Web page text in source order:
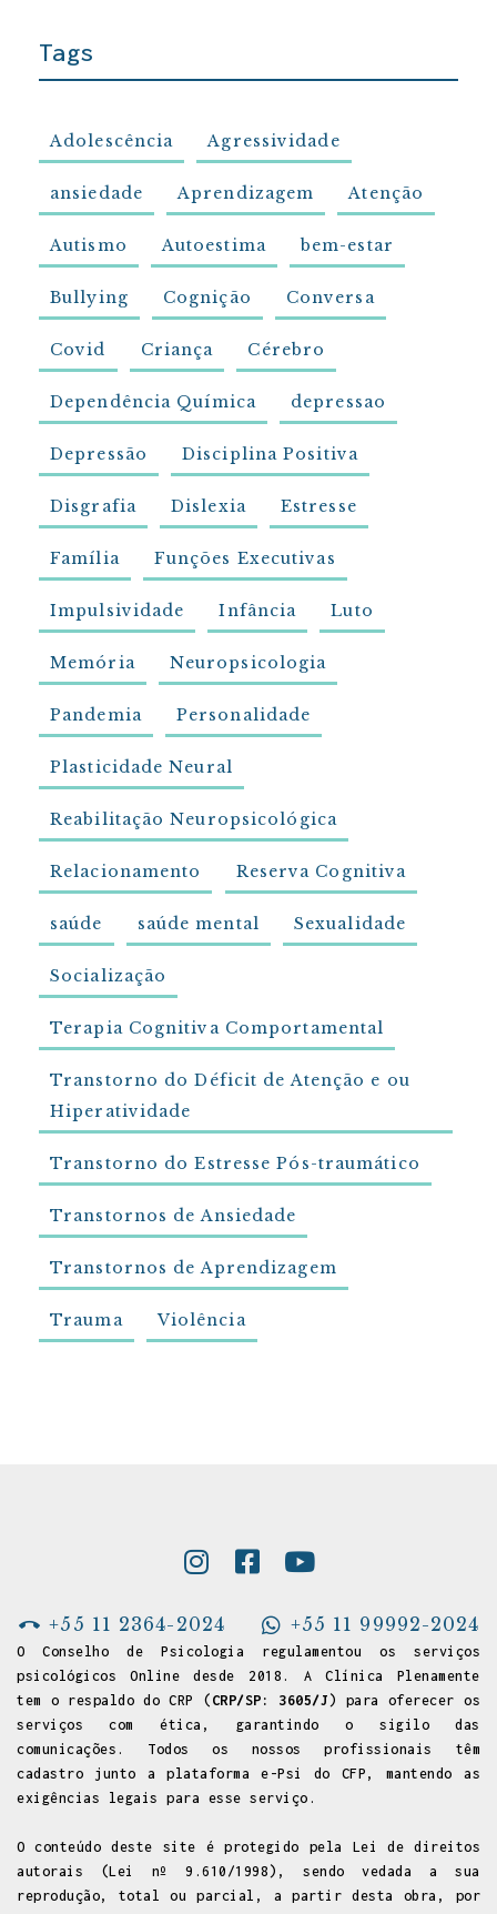
Tags
Adolescência Agressividade
ansiedade Aprendizagem Atenção
Autismo Autoestima bem-estar
Bullying Cognição Conversa
Covid Criança Cérebro
Dependência Química depressao
Depressão Disciplina Positiva
Disgrafia Dislexia Estresse
Família Funções Executivas
Impulsividade Infância Luto
Memória Neuropsicologia
Pandemia Personalidade
Plasticidade Neural
Reabilitação Neuropsicológica
Relacionamento Reserva Cognitiva
saúde saúde mental Sexualidade
Socialização
Terapia Cognitiva Comportamental
Transtorno do Déficit de Atenção e ou
Hiperatividade
Transtorno do Estresse Pós-traumático
Transtornos de Ansiedade
Transtornos de Aprendizagem
Trauma Violência
+55 11 2364-2024 +55 11 99992-2024
O Conselho de Psicologia regulamentou os serviços
psicológicos Online desde 2018. A Clínica Plenamente
tem o respaldo do CRP ( CRP/SP: 3605/J ) para oferecer os
serviços com ética, garantindo o sigilo das
comunicações. Todos os nossos profissionais têm
cadastro junto aplataforma e-Psi do CFP , mantendo as
exigências legais para esse serviço.
O conteúdo deste site é protegido pela Lei de direitos
autorais (Lei nº 9.610/1998), sendo vedada a sua
reprodução, total ou parcial, a partir desta obra, por